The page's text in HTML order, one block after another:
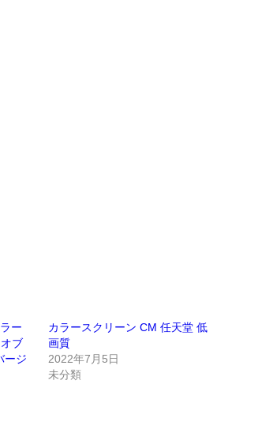
ー
ブ
ージ
カラースクリーン CM 任天堂 低
画質
2022年7月5日
未分類